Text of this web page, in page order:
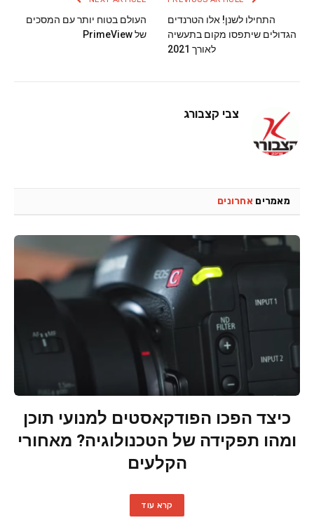
התחילו לשנן! אלו הטרנדים
הגדולים שיתפסו מקום בתעשיה
לאורך 2021
העולם בטוח יותר עם המסכים
של PrimeView
צבי קצבורג
מאמרים אחרונים
כיצד הפכו הפודקאסטים למנועי תוכן
ומהו תפקידה של הטכנולוגיה? מאחורי
הקלעים
קרא עוד